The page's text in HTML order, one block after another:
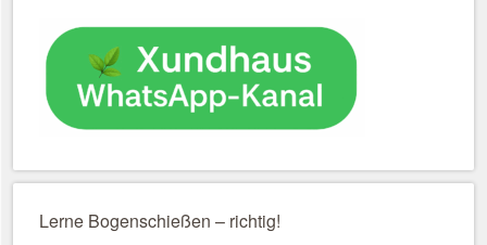
Lerne Bogenschießen – richtig!